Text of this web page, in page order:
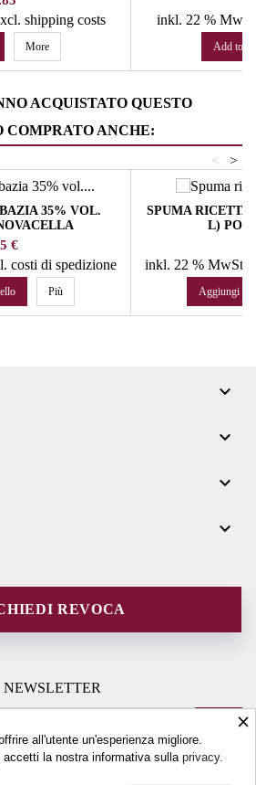
shipping costs
More
inkl. 22 %
Add to
ACQUISTATO QUESTO
COMPRATO ANCHE:
>
<
35% VOL.
€
costi di spedizione
Più
SPUMA RICETTA
L)
inkl. 22 % MwSt.
Aggiungi al




REVOCA
NEWSLETTER
×
all'utente un'esperienza migliore.
accetti la nostra informativa sullaprivacy.